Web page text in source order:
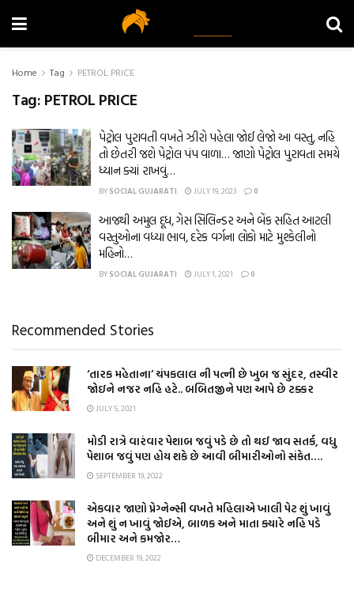
Home Tag PETROL PRICE
Tag: PETROL PRICE
પેટ્રોલ પુરાવતી વખતે ઝીરો પહેલા જોઈ લેજો આ વસ્તુ, નહિ
તો છેતરી જશે પેટ્રોલ પંપ વાળા… જાણો પેટ્રોલ પુરાવતા સમયે
ધ્યાન ક્યાં રાખવું…
BY SOCIAL GUJARATI JULY 19, 2023 0
આજથી અમુલ દૂધ, ગેસ સિલિન્ડર અને બેંક સહિત આટલી
વસ્તુઓના વધ્યા ભાવ, દરેક વર્ગના લોકો માટે મુશ્કેલીનો
મહિનો…
BY SOCIAL GUJARATI JULY 1, 2021 0
Recommended Stories
‘તારક મહેતાના’ ચંપકલાલ ની પત્ની છે ખુબ જ સુંદર, તસ્વીર
જોઇને નજર નહિ હટે.. બબિતજીને પણ આપે છે ટક્કર
JULY 5, 2021
મોડી રાત્રે વારંવાર પેશાબ જવું પડે છે તો થઈ જાવ સતર્ક, વધુ
પેશાબ જવું પણ હોય શકે છે આવી બીમારીઓનો સંકેત….
SEPTEMBER 19, 2022
એકવાર જાણો પ્રેગ્નેન્સી વખતે મહિલાએ ખાલી પેટ શું ખાવું
અને શું ન ખાવું જોઈએ, બાળક અને માતા ક્યારે નહિ પડે
બીમાર અને કમજોર…
DECEMBER 19, 2022